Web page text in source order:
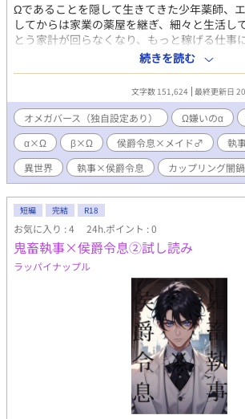
Ωであることを隠して生きてきた少年薬師、
してからは家業の薬屋を継ぎ、細々と生活し
とう家計が回らなくなり、もっと稼げる仕事
意する。 職探しをしていたエディは、β男性
メイドの求人を見つけた。 エディはβと偽り
なったのだが、お仕えする侯爵令息が極度
※※※※ ご注意ください。 以下のカップリン
る方は引き返してください。 ※※※※ 攻め主
（Ω） 執事（β）×主人公（Ω） 執事（β）×攻
め主人公（α）×主人公（Ω）＋執事（β）（愛
（二人）×攻め主人公（α）
続きを読む
文字数 151,624 最終更新日
オメガバース（独自設定あり） Ω嫌いのα
α×Ω
β×Ω 侯爵令息×メイド♂
執
異世界
執事×侯爵令息 カップリング闇鍋
短編 完結 R18
お気に入り : 4 24h.ポイント : 0
鬼畜執事×侯爵令息②試し読み
ラッパイナップル